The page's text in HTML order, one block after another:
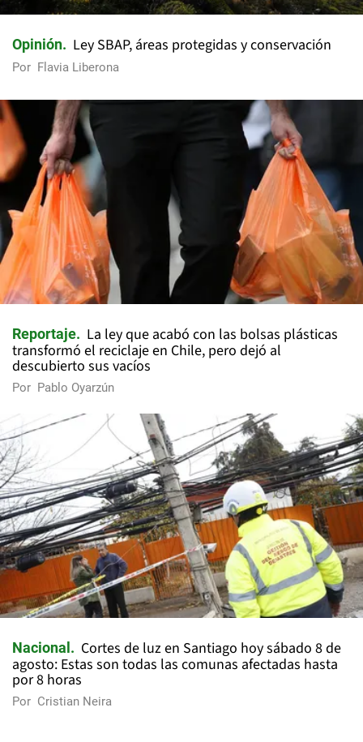
Opinión Ley SBAP, áreas protegidas y conservación
Por Flavia Liberona
Reportaje
La ley que acabó con las bolsas plásticas
transformó el reciclaje en Chile, pero dejó al
descubierto sus vacíos
Por Pablo Oyarzún
Nacional
Cortes de luz en Santiago hoy sábado 8 de
agosto: Estas son todas las comunas afectadas hasta
por 8 horas
Por Cristian Neira